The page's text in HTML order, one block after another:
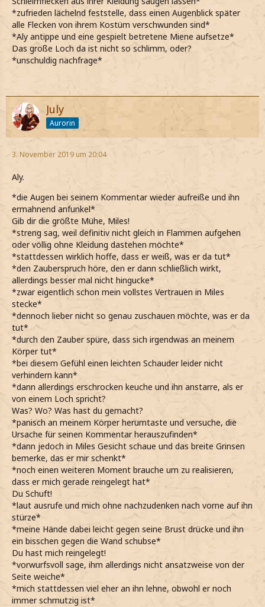
*zufrieden lächelnd feststelle, dass einen Augenblick später
alle Flecken von ihrem Kostüm verschwunden sind*
*Aly antippe und eine gespielt betretene Miene aufsetze*
Das große Loch da ist nicht so schlimm, oder?
*unschuldig nachfrage*
July
Aurorin
3. November 2019 um 20:04
Aly.
*die Augen bei seinem Kommentar wieder aufreiße und ihn
ermahnend anfunkel*
Gib dir die größte Mühe, Miles!
*streng sag, weil definitiv nicht gleich in Flammen aufgehen
oder völlig ohne Kleidung dastehen möchte*
*stattdessen wirklich hoffe, dass er weiß, was er da tut*
*den Zauberspruch höre, den er dann schließlich wirkt,
allerdings besser mal nicht hingucke*
*zwar eigentlich schon mein vollstes Vertrauen in Miles
stecke*
*dennoch lieber nicht so genau zuschauen möchte, was er da
tut*
*durch den Zauber spüre, dass sich irgendwas an meinem
Körper tut*
*bei diesem Gefühl einen leichten Schauder leider nicht
verhindern kann*
*dann allerdings erschrocken keuche und ihn anstarre, als er
von einem Loch spricht?
Was? Wo? Was hast du gemacht?
*panisch an meinem Körper herumtaste und versuche, die
Ursache für seinen Kommentar herauszufinden*
*dann jedoch in Miles Gesicht schaue und das breite Grinsen
bemerke, das er mir schenkt*
*noch einen weiteren Moment brauche um zu realisieren,
dass er mich gerade reingelegt hat*
Du Schuft!
*laut ausrufe und mich ohne nachzudenken nach vorne auf ihn
stürze*
*meine Hände dabei leicht gegen seine Brust drücke und ihn
ein bisschen gegen die Wand schubse*
Du hast mich reingelegt!
*vorwurfsvoll sage, ihm allerdings nicht ansatzweise von der
Seite weiche*
*mich stattdessen viel eher an ihn lehne, obwohl er noch
immer schmutzig ist*